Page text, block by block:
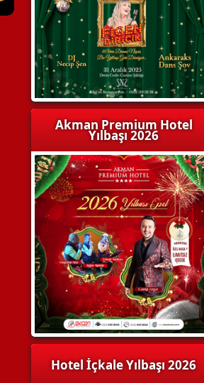
Akman Premium Hotel
Yılbaşı 2026
Hotel İçkale Yılbaşı 2026